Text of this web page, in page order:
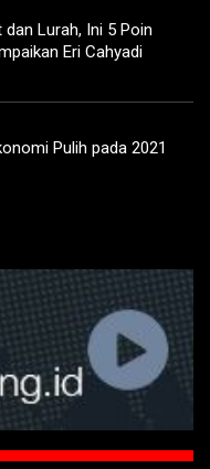
Lurah, Ini 5 Poin
Eri Cahyadi
Pulih pada 2021